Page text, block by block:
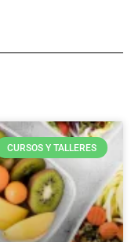
CURSOS Y TALLERES